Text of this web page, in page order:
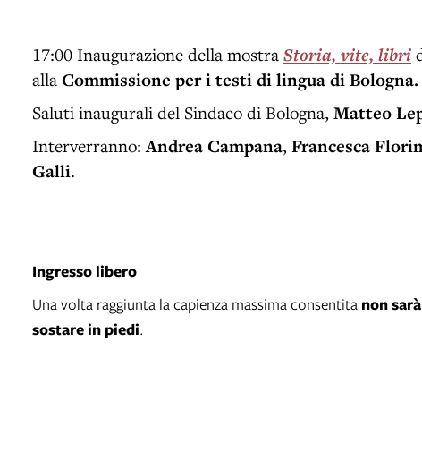
17:00 Inaugurazione della mostra Storia, vite, libri
alla Commissione per i testi di lingua di Bologna.
Saluti inaugurali del Sindaco di Bologna, Matteo
Interverranno: Andrea Campana, Francesca
Galli.
Ingresso libero
Una volta raggiunta la capienza massima consentita non
sostare in piedi.